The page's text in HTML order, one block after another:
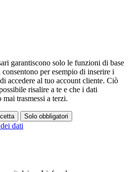
garantiscono solo le funzioni di base
per esempio di inserire i
accedere al tuo account cliente. Ciò
risalire a te e che i dati
trasmessi a terzi.
Solo obbligatori
dati